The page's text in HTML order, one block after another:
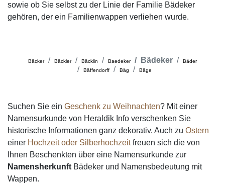
sowie ob Sie selbst zu der Linie der Familie Bädeker
gehören, der ein Familienwappen verliehen wurde.
Bäcker Bäckler Bäcklin Baedeker Bädeker
Bäder
Bäffendorff
Bäg Bäge
Suchen Sie ein Geschenk zu Weihnachten? Mit einer
Namensurkunde von Heraldik Info verschenken Sie
historische Informationen ganz dekorativ. Auch zu Ostern
einer Hochzeit oder Silberhochzeitfreuen sich die von
Ihnen Beschenkten über eine Namensurkunde zur
Namensherkunft Bädeker und Namensbedeutung mit
Wappen.